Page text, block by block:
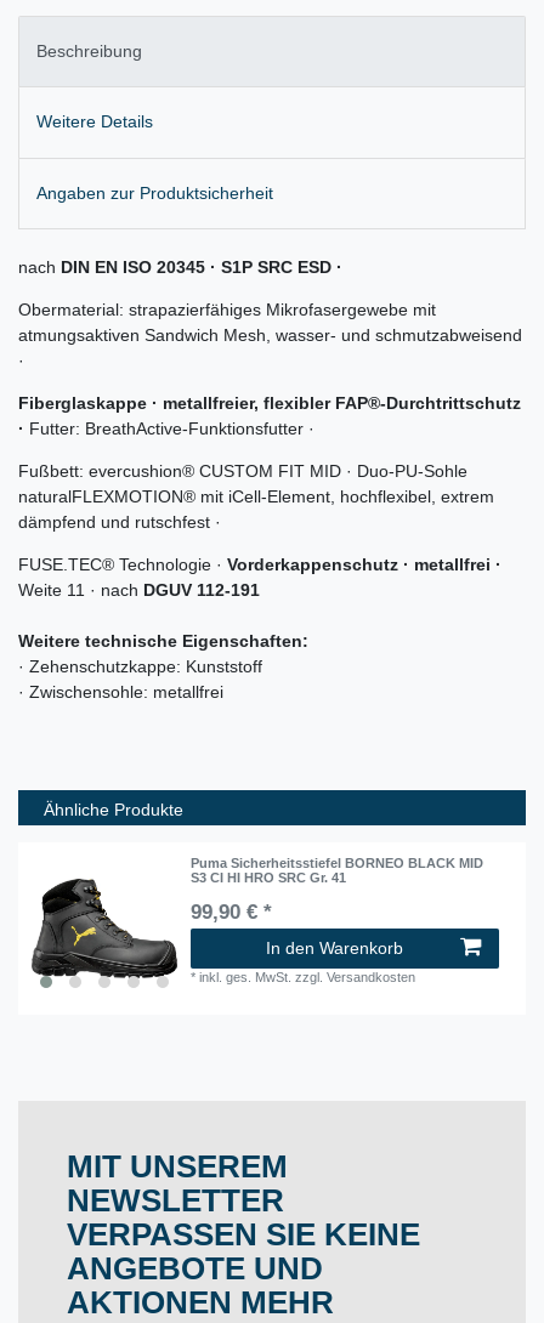
Beschreibung
Weitere Details
Angaben zur Produktsicherheit
nach DIN EN ISO 20345 · S1P SRC ESD ·
Obermaterial: strapazierfähiges Mikrofasergewebe mit
atmungsaktiven Sandwich Mesh, wasser- und schmutzabweisend
·
Fiberglaskappe · metallfreier, flexibler FAP®-Durchtrittschutz
· Futter: BreathActive-Funktionsfutter ·
Fußbett: evercushion® CUSTOM FIT MID · Duo-PU-Sohle
naturalFLEXMOTION® mit iCell-Element, hochflexibel, extrem
dämpfend und rutschfest ·
FUSE.TEC® Technologie · Vorderkappenschutz · metallfrei ·
Weite 11 · nach DGUV 112-191
Weitere technische Eigenschaften:
· Zehenschutzkappe: Kunststoff
· Zwischensohle: metallfrei
Ähnliche Produkte
Puma Sicherheitsstiefel BORNEO BLACK MID
S3 CI HI HRO SRC Gr. 41
99,90 € *
In den Warenkorb
*inkl. ges. MwSt. zzgl.Versandkosten
MIT UNSEREM
NEWSLETTER
VERPASSEN SIE KEINE
ANGEBOTE UND
AKTIONEN MEHR